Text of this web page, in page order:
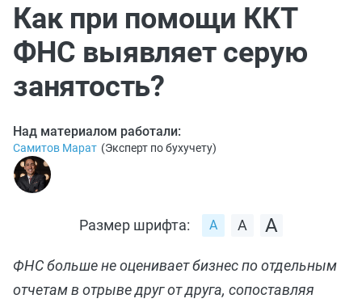
Как при помощи ККТ
ФНС выявляет серую
занятость?
Над материалом работали:
Самитов Марат (Эксперт по бухучету)
Размер шрифта:
ФНС больше не оценивает бизнес по отдельным
отчетам в отрыве друг от друга, сопоставляя